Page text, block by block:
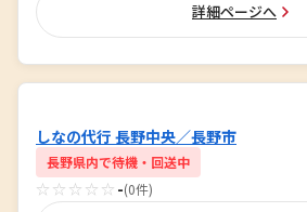
詳細ページへ
しなの代行 長野中央／長野市
長野県内で待機・回送中
☆☆☆☆☆ -(0件)